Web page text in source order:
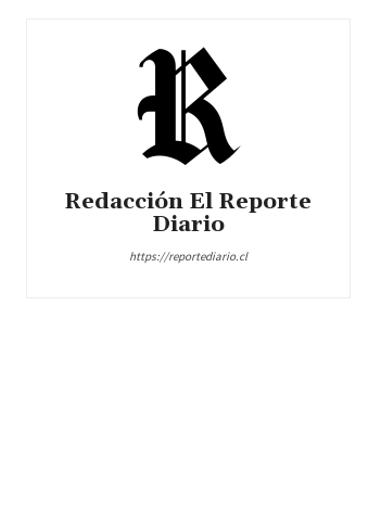
Redacción El Reporte
Diario
https://reportediario.cl